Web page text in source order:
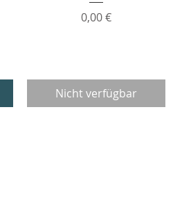
Preis
0,00 €
Nicht verfügbar